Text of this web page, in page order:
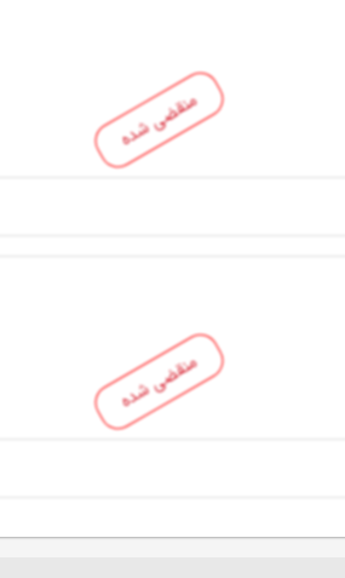
منقضی شده
منقضی شده